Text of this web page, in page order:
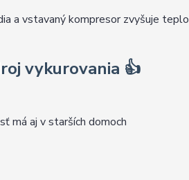
a vstavaný kompresor zvyšuje
vykurovania 👍
má aj v starších domoch